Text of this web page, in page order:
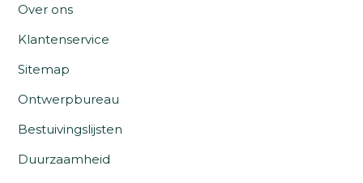
Over ons
Klantenservice
Sitemap
Ontwerpbureau
Bestuivingslijsten
Duurzaamheid